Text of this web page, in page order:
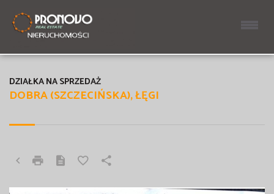
DOBRA (SZCZECIŃSKA), ŁĘGI
DZIAŁKA NA SPRZEDAŻ